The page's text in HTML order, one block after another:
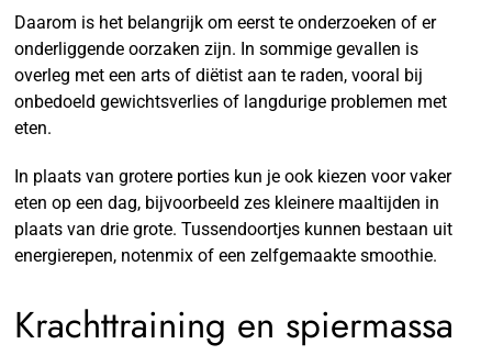
Daarom is het belangrijk om eerst te onderzoeken of er
onderliggende oorzaken zijn. In sommige gevallen is
overleg met een arts of diëtist aan te raden, vooral bij
onbedoeld gewichtsverlies of langdurige problemen met
eten.
In plaats van grotere porties kun je ook kiezen voor vaker
eten op een dag, bijvoorbeeld zes kleinere maaltijden in
plaats van drie grote. Tussendoortjes kunnen bestaan uit
energierepen, notenmix of een zelfgemaakte smoothie.
Krachttraining en spiermassa